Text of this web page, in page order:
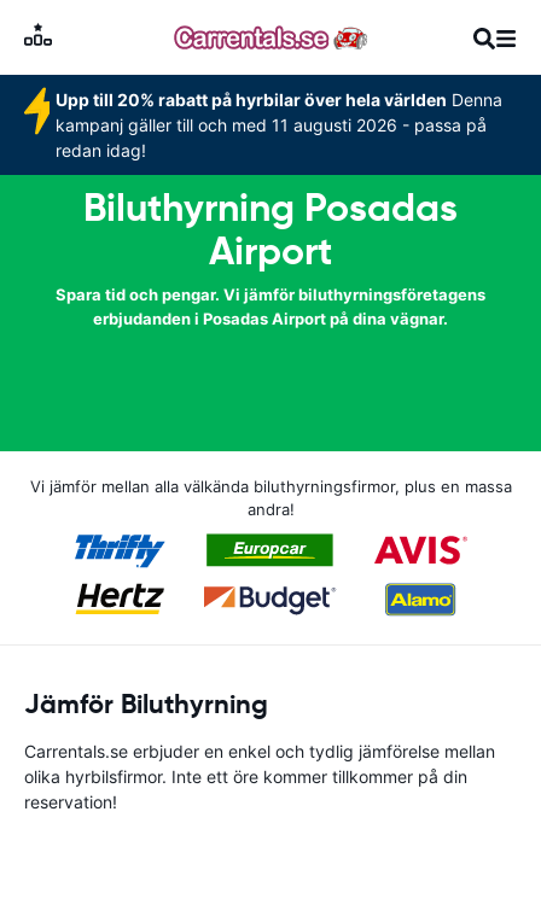
Upp till 20% rabatt på hyrbilar över hela världen Denna
kampanj gäller till och med 11 augusti 2026 - passa på
redan idag!
Biluthyrning Posadas
Airport
Spara tid och pengar. Vi jämför biluthyrningsföretagens
erbjudanden i Posadas Airport på dina vägnar.
Vi jämför mellan alla välkända biluthyrningsfirmor, plus en massa
andra!
Jämför Biluthyrning
Carrentals.se erbjuder en enkel och tydlig jämförelse mellan
olika hyrbilsfirmor. Inte ett öre kommer tillkommer på din
reservation!